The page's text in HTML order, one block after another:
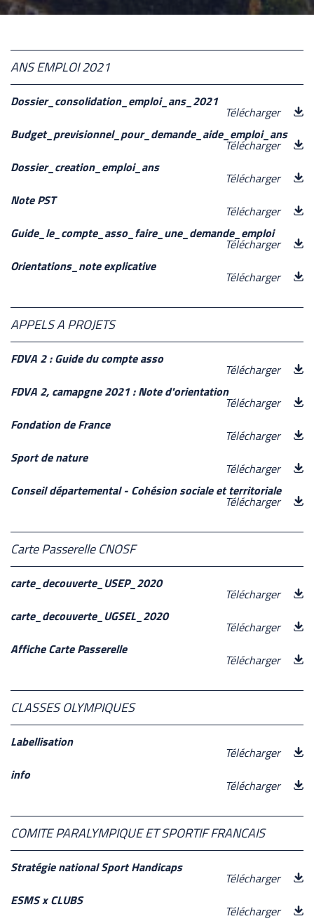
ANS EMPLOI 2021
Dossier_consolidation_emploi_ans_2021
Télécharger
Budget_previsionnel_pour_demande_aide_emploi_ans
Télécharger
Dossier_creation_emploi_ans
Télécharger
Note PST
Télécharger
Guide_le_compte_asso_faire_une_demande_emploi
Télécharger
Orientations_note explicative
Télécharger
APPELS A PROJETS
FDVA 2 : Guide du compte asso
Télécharger
FDVA 2, camapgne 2021 : Note d'orientation
Télécharger
Fondation de France
Télécharger
Sport de nature
Télécharger
Conseil départemental - Cohésion sociale et territoriale
Télécharger
Carte Passerelle CNOSF
carte_decouverte_USEP_2020
Télécharger
carte_decouverte_UGSEL_2020
Télécharger
Affiche Carte Passerelle
Télécharger
CLASSES OLYMPIQUES
Labellisation
Télécharger
info
Télécharger
COMITE PARALYMPIQUE ET SPORTIF FRANCAIS
Stratégie national Sport Handicaps
Télécharger
ESMS x CLUBS
Télécharger